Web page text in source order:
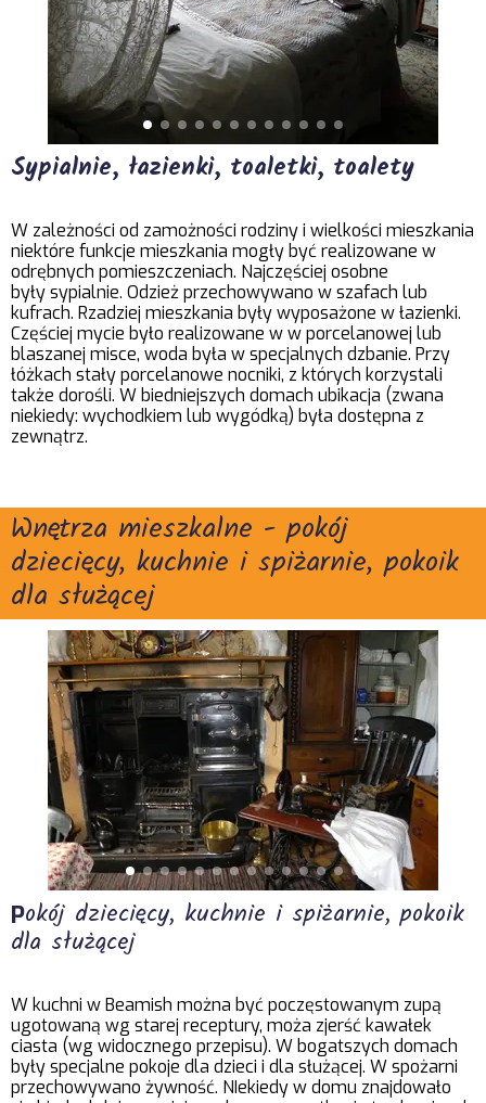
Sypialnie, łazienki, toaletki, toalety
W zależności od zamożności rodziny i wielkości mieszkania
niektóre funkcje mieszkania mogły być realizowane w
odrębnych pomieszczeniach. Najczęściej osobne
były sypialnie. Odzież przechowywano w szafach lub
kufrach. Rzadziej mieszkania były wyposażone w łazienki.
Częściej mycie było realizowane w w porcelanowej lub
blaszanej misce, woda była w specjalnych dzbanie. Przy
łóżkach stały porcelanowe nocniki, z których korzystali
także dorośli. W biedniejszych domach ubikacja (zwana
niekiedy: wychodkiem lub wygódką) była dostępna z
zewnątrz.
Wnętrza mieszkalne - pokój
dziecięcy, kuchnie i spiżarnie, pokoik
dla służącej
Pokój dziecięcy, kuchnie i spiżarnie, pokoik
dla służącej
W kuchni w Beamish można być poczęstowanym zupą
ugotowaną wg starej receptury, moża zjerść kawałek
ciasta (wg widocznego przepisu). W bogatszych domach
były specjalne pokoje dla dzieci i dla służącej. W spożarni
przechowywano żywność. NIekiedy w domu znajdowało